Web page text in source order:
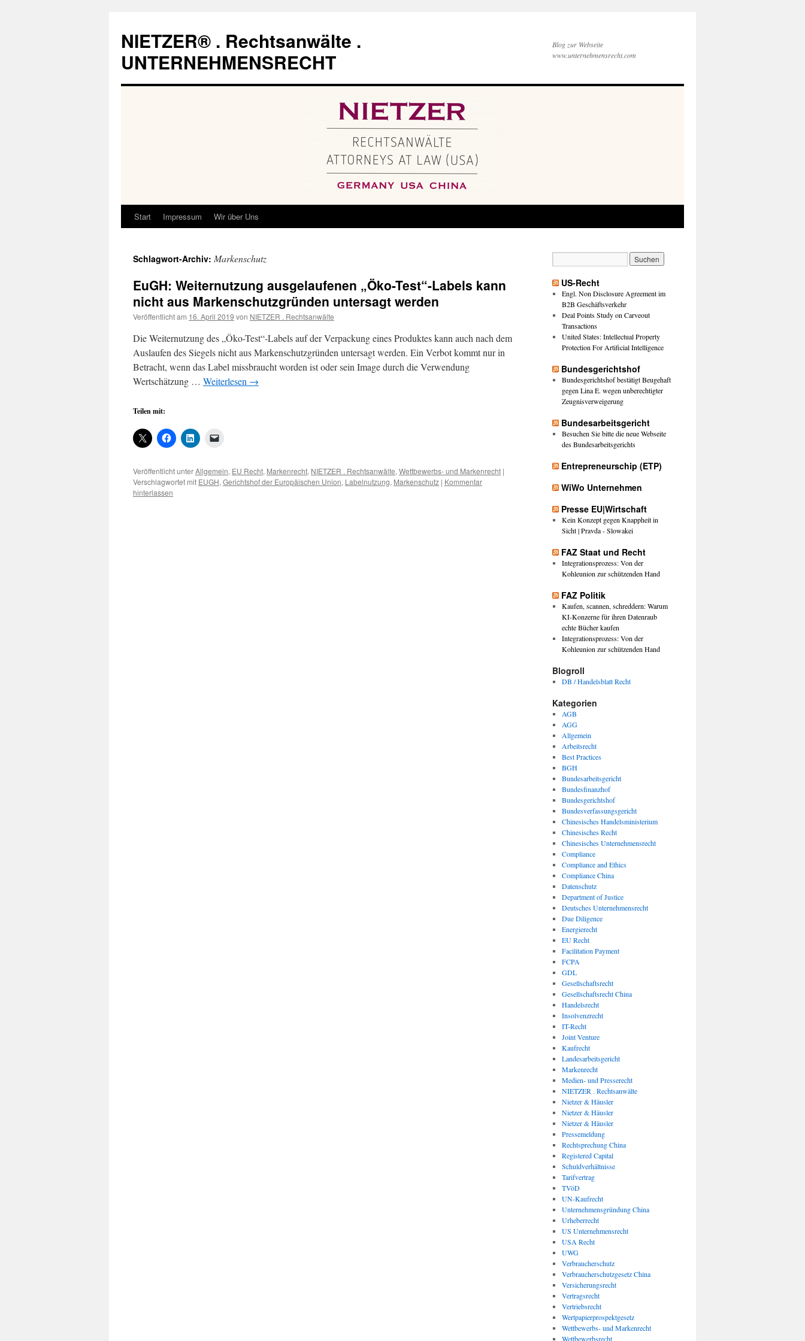
springen
NIETZER® . Rechtsanwälte .
UNTERNEHMENSRECHT
Blog zur Webseite
www.unternehmensrecht.com
Start Impressum Wir über Uns
Schlagwort-Archiv: Markenschutz
EuGH: Weiternutzung ausgelaufenen „Öko-Test“-Labels kann
nicht aus Markenschutzgründen untersagt werden
Veröffentlicht am 16. April 2019 von NIETZER . Rechtsanwälte
Die Weiternutzung des „Öko-Test“-Labels auf der Verpackung eines Produktes kann auch nach dem
Auslaufen des Siegels nicht aus Markenschutzgründen untersagt werden. Ein Verbot kommt nur in
Betracht, wenn das Label missbraucht worden ist oder sein Image durch die Verwendung
Wertschätzung … Weiterlesen →
Teilen mit:
Veröffentlicht unterAllgemein, EU Recht, Markenrecht, NIETZER . Rechtsanwälte, Wettbewerbs- und Markenrecht |
Verschlagwortet mit EUGH, Gerichtshof der Europäischen Union, Labelnutzung, Markenschutz | Kommentar
hinterlassen
US-Recht
Engl. Non Disclosure Agreement im
B2B Geschäftsverkehr
Deal Points Study on Carveout
Transactions
United States: Intellectual Property
Protection For Artificial Intelligence
Bundesgerichtshof
Bundesgerichtshof bestätigt Beugehaft
gegen Lina E. wegen unberechtigter
Zeugnisverweigerung
Bundesarbeitsgericht
Besuchen Sie bitte die neue Webseite
des Bundesarbeitsgerichts
Entrepreneurschip (ETP)
WiWo Unternehmen
Presse EU|Wirtschaft
Kein Konzept gegen Knappheit in
Sicht | Pravda - Slowakei
FAZ Staat und Recht
Integrationsprozess: Von der
Kohleunion zur schützenden Hand
FAZ Politik
Kaufen, scannen, schreddern: Warum
KI-Konzerne für ihren Datenraub
echte Bücher kaufen
Integrationsprozess: Von der
Kohleunion zur schützenden Hand
Blogroll
DB / Handelsblatt Recht
Kategorien
AGB
AGG
Allgemein
Arbeitsrecht
Best Practices
BGH
Bundesarbeitsgericht
Bundesfinanzhof
Bundesgerichtshof
Bundesverfassungsgericht
Chinesisches Handelsministerium
Chinesisches Recht
Chinesisches Unternehmensrecht
Compliance
Compliance and Ethics
Compliance China
Datenschutz
Department of Justice
Deutsches Unternehmensrecht
Due Diligence
Energierecht
EU Recht
Facilitation Payment
FCPA
GDL
Gesellschaftsrecht
Gesellschaftsrecht China
Handelsrecht
Insolvenzrecht
IT-Recht
Joint Venture
Kaufrecht
Landesarbeitsgericht
Markenrecht
Medien- und Presserecht
NIETZER . Rechtsanwälte
Nietzer & Häusler
Nietzer & Häusler
Nietzer & Häusler
Pressemeldung
Rechtsprechung China
Registered Capital
Schuldverhältnisse
Tarifvertrag
TVöD
UN-Kaufrecht
Unternehmensgründung China
Urheberrecht
US Unternehmensrecht
USA Recht
UWG
Verbraucherschutz
Verbraucherschutzgesetz China
Versicherungsrecht
Vertragsrecht
Vertriebsrecht
Wertpapierprospektgesetz
Wettbewerbs- und Markenrecht
Wettbewerbsrecht